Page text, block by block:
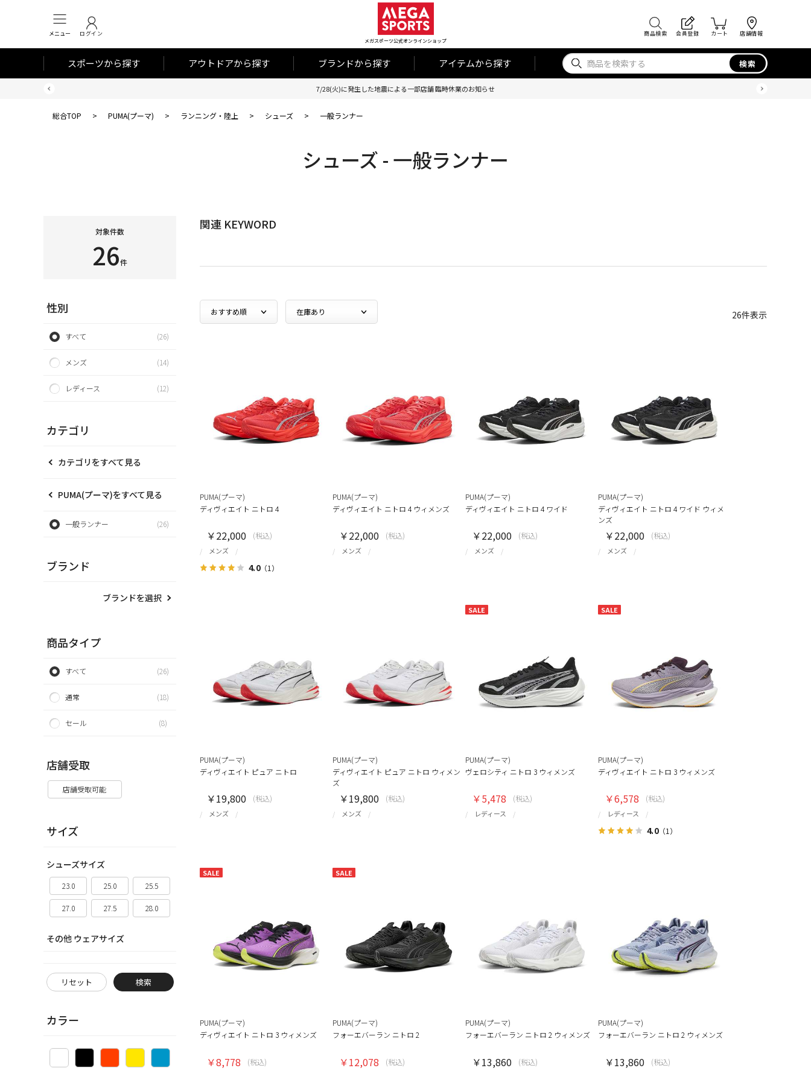
メニュー ログイン
メガスポーツ公式オンラインショップ
商品検索 会員登録 カート 店舗情報
スポーツから探す アウトドアから探す ブランドから探す アイテムから探す 検索
7/28(火)に発生した地震による一部店舗 臨時休業のお知らせ
総合TOP > PUMA(プーマ) > ランニング・陸上 > シューズ > 一般ランナー
シューズ - 一般ランナー
対象件数
26件
性別
すべて (26)
メンズ (14)
レディース (12)
カテゴリ
カテゴリをすべて見る
PUMA(プーマ)をすべて見る
一般ランナー (26)
ブランド
ブランドを選択
商品タイプ
すべて (26)
通常 (18)
セール (8)
店舗受取
店舗受取可能
サイズ
シューズサイズ
23.0 25.0 25.5
27.0 27.5 28.0
その他 ウェアサイズ
リセット 検索
カラー
関連 KEYWORD
26件表示
PUMA(プーマ)
ディヴィエイト ニトロ 4
メンズ
4.0（1）
￥22,000 (税込)
PUMA(プーマ)
ディヴィエイト ニトロ 4 ウィメンズ
メンズ
￥22,000 (税込)
PUMA(プーマ)
ディヴィエイト ニトロ 4 ワイド
メンズ
￥22,000 (税込)
PUMA(プーマ)
ディヴィエイト ニトロ 4 ワイド ウィメ
ンズ
メンズ
￥22,000 (税込)
PUMA(プーマ)
ディヴィエイト ピュア ニトロ
メンズ
￥19,800 (税込)
PUMA(プーマ)
ディヴィエイト ピュア ニトロ ウィメン
ズ
メンズ
￥19,800 (税込)
SALE
PUMA(プーマ)
ヴェロシティ ニトロ 3 ウィメンズ
レディース
￥5,478 (税込)
SALE
PUMA(プーマ)
ディヴィエイト ニトロ 3 ウィメンズ
レディース
4.0（1）
￥6,578 (税込)
SALE
PUMA(プーマ)
ディヴィエイト ニトロ 3 ウィメンズ
￥8,778 (税込)
SALE
PUMA(プーマ)
フォーエバーラン ニトロ 2
￥12,078 (税込)
PUMA(プーマ)
フォーエバーラン ニトロ 2 ウィメンズ
￥13,860 (税込)
PUMA(プーマ)
フォーエバーラン ニトロ 2 ウィメンズ
￥13,860 (税込)